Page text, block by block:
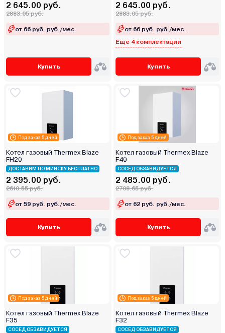
2 645.00 руб.
2883.05 руб.
от 66 руб. руб./мес.
Купить
2 645.00 руб.
2883.05 руб.
от 66 руб. руб./мес.
Еще 4 комплектации
Купить
Под заказ 5 дней
Котел газовый Thermex Blaze
FН20
ДОСТАВИМ ПО МИНСКУ БЕСПЛАТНО
2 395.00 руб.
2610.55 руб.
от 59 руб. руб./мес.
Купить
Под заказ 5 дней
Котел газовый Thermex Blaze
F40
СОСЕД ОБЗАВИДУЕТСЯ
2 485.00 руб.
2708.65 руб.
от 62 руб. руб./мес.
Купить
Под заказ 5 дней
Котел газовый Thermex Blaze
F35
СОСЕД ОБЗАВИДУЕТСЯ
Под заказ 5 дней
Котел газовый Thermex Blaze
F32
СОСЕД ОБЗАВИДУЕТСЯ